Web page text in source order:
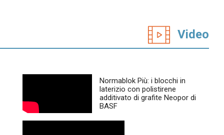
Video
Normablok Più: i blocchi in
laterizio con polistirene
additivato di grafite Neopor di
BASF